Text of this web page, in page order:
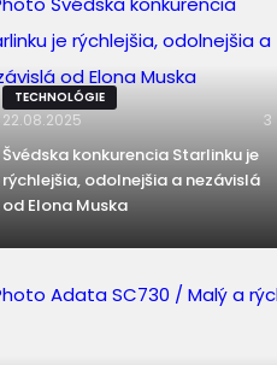
TECHNOLÓGIE
22.08.2025 3
Švédska konkurencia Starlinku je
rýchlejšia, odolnejšia a nezávislá
od Elona Muska